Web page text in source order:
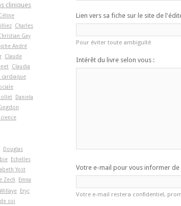
Lien vers sa fiche sur le site de
Pour éviter toute ambiguïté
Intérêt du livre selon vous :
Votre e-mail pour vous informer de
Votre e-mail restera confidentiel,
cliniques
Charles
Gay
André
Claude
Claudia
cardiaque
Daniela
Douglas
Echelles
Yost
Zech
Emna
Eryc
soi